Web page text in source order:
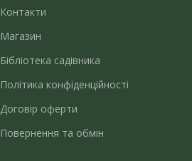
Контакти
Магазин
Бібліотека садівника
Політика конфіденційності
Договір оферти
Повернення та обмін